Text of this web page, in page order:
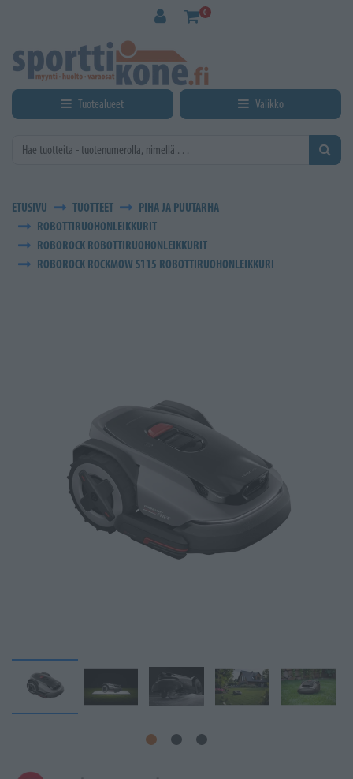
0
Tuotealueet Valikko
ETUSIVU TUOTTEET
PIHA JA PUUTARHA
ROBOTTIRUOHONLEIKKURIT
ROBOROCK ROBOTTIRUOHONLEIKKURIT
ROBOROCK ROCKMOW S115 ROBOTTIRUOHONLEIKKURI